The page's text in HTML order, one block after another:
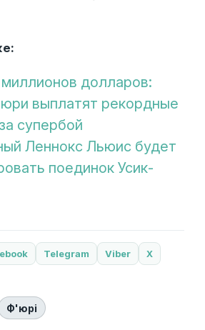
долларов:
выплатят рекордные
супербой
Леннокс Льюис будет
поединок Усик-
Telegram Viber X
Ф'юрі